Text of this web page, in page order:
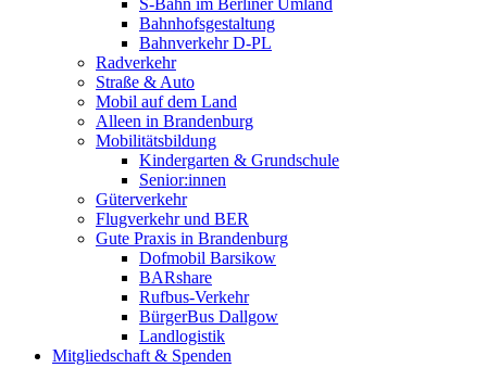
S-Bahn im Berliner Umland
Bahnhofsgestaltung
Bahnverkehr D-PL
Radverkehr
Straße & Auto
Mobil auf dem Land
Alleen in Brandenburg
Mobilitätsbildung
Kindergarten & Grundschule
Senior:innen
Güterverkehr
Flugverkehr und BER
Gute Praxis in Brandenburg
Dofmobil Barsikow
BARshare
Rufbus-Verkehr
BürgerBus Dallgow
Landlogistik
Mitgliedschaft & Spenden